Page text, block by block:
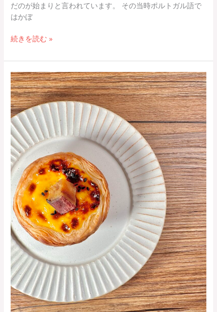
だのが始まりと言われています。 その当時ポルトガル語で
はかぼ
続きを読む »
秋
限
定
販
売
の
パ
ス
テ
ル・
デ・
ナ
タ
「さ
つ
ま
い
も」